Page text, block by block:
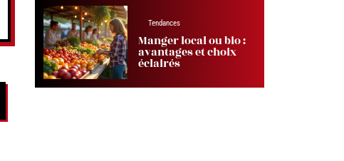
Tendances
Manger local ou bio :
avantages et choix
éclairés